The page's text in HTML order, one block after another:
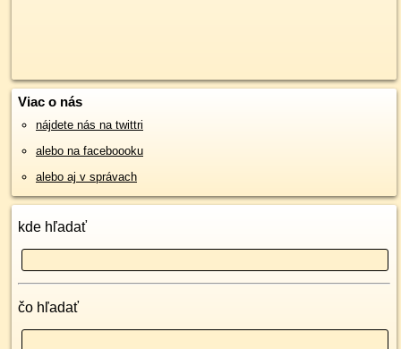
Viac o nás
nájdete nás na twittri
alebo na faceboooku
alebo aj v správach
kde hľadať
čo hľadať